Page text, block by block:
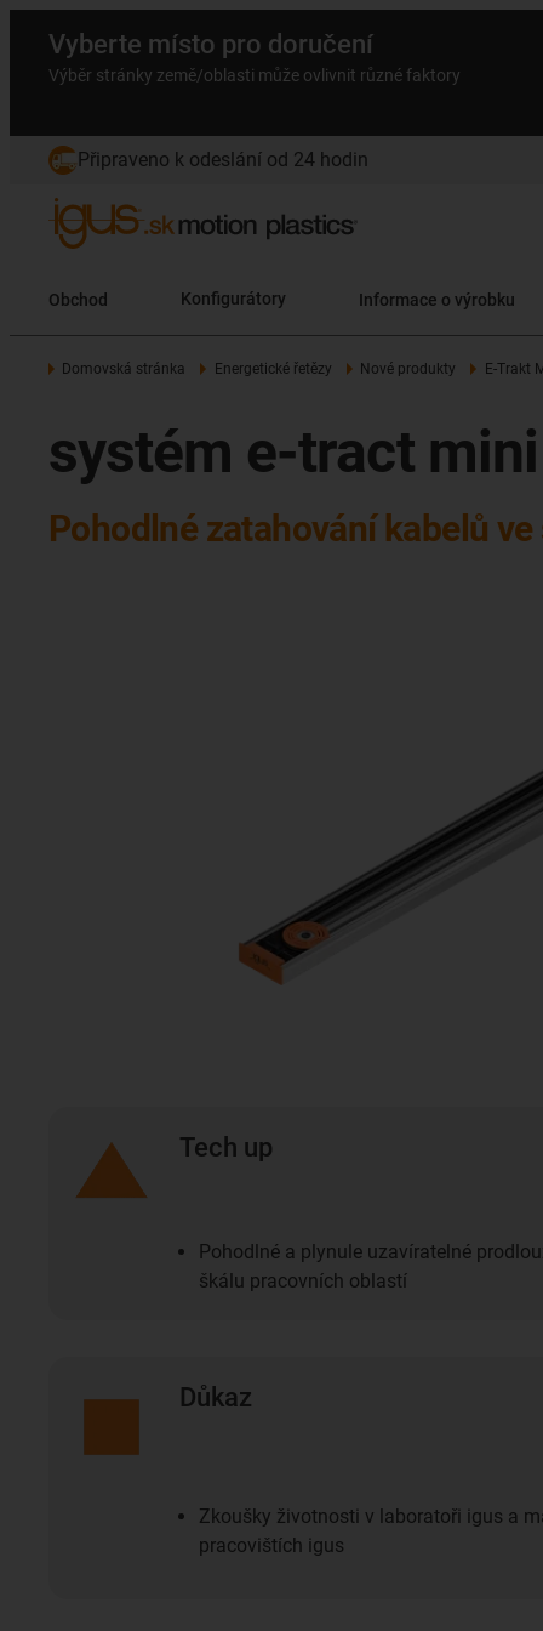
Vyberte místo pro doručení
Výběr stránky země/oblasti může ovlivnit různé faktory
Připraveno k odeslání od 24 hodin
Obchod Konfigurátory Informace o výrobku
Domovská stránka Energetické řetězy Nové produkty E-Trakt
systém e-tract
Pohodlné zatahování kabelů
Tech up
Pohodlné a plynule uzavíratelné
škálu pracovních oblastí
Důkaz
Zkoušky životnosti v laboratoři igus a
pracovištích igus